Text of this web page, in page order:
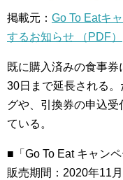
掲載元： Go To Eatキ
するお知らせ （PDF）
既に購入済みの食事
30日まで延長される
グや、引換券の申込
ている。
■「Go To Eat キャン
販売期間：2020年11